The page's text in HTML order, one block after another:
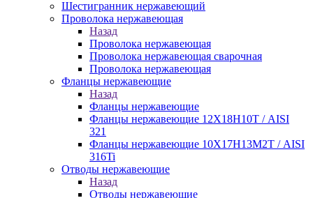
Шестигранник нержавеющий
Проволока нержавеющая
Назад
Проволока нержавеющая
Проволока нержавеющая сварочная
Проволока нержавеющая
Фланцы нержавеющие
Назад
Фланцы нержавеющие
Фланцы нержавеющие 12Х18Н10Т / AISI
321
Фланцы нержавеющие 10Х17Н13М2Т / AISI
316Ti
Отводы нержавеющие
Назад
Отводы нержавеющие